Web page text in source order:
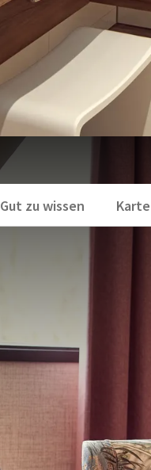
Gut zu wissen Karte